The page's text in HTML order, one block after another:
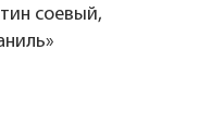
соевый,